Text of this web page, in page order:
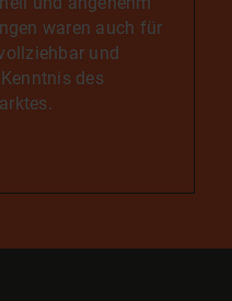
waren auch für
und
des